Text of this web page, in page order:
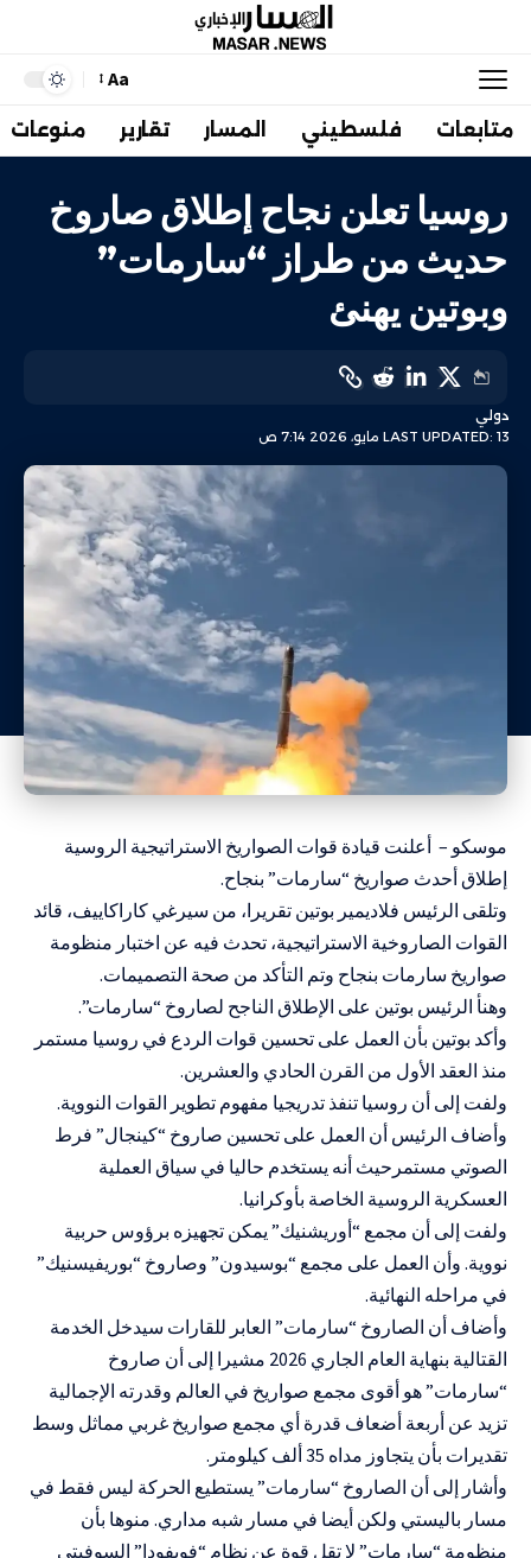
Aa
متابعات فلسطيني المسار تقارير منوعات
روسيا تعلن نجاح إطلاق صاروخ
حديث من طراز “سارمات”
وبوتين يهنئ
LAST UPDATED: 13 مايو، 2026 7:14 ص
دولي
موسكو – أعلنت قيادة قوات الصواريخ الاستراتيجية الروسية
إطلاق أحدث صواريخ “سارمات” بنجاح.
وتلقى الرئيس فلاديمير بوتين تقريرا، من سيرغي كاراكاييف، قائد
القوات الصاروخية الاستراتيجية، تحدث فيه عن اختبار منظومة
صواريخ سارمات بنجاح وتم التأكد من صحة التصميمات.
وهنأ الرئيس بوتين على الإطلاق الناجح لصاروخ “سارمات”.
وأكد بوتين بأن العمل على تحسين قوات الردع في روسيا مستمر
منذ العقد الأول من القرن الحادي والعشرين.
ولفت إلى أن روسيا تنفذ تدريجيا مفهوم تطوير القوات النووية.
وأضاف الرئيس أن العمل على تحسين صاروخ “كينجال” فرط
الصوتي مستمرحيث أنه يستخدم حاليا في سياق العملية
العسكرية الروسية الخاصة بأوكرانيا.
ولفت إلى أن مجمع “أوريشنيك” يمكن تجهيزه برؤوس حربية
نووية. وأن العمل على مجمع “بوسيدون” وصاروخ “بوريفيسنيك”
في مراحله النهائية.
وأضاف أن الصاروخ “سارمات” العابر للقارات سيدخل الخدمة
القتالية بنهاية العام الجاري 2026 مشيرا إلى أن صاروخ
“سارمات” هو أقوى مجمع صواريخ في العالم وقدرته الإجمالية
تزيد عن أربعة أضعاف قدرة أي مجمع صواريخ غربي مماثل وسط
تقديرات بأن يتجاوز مداه 35 ألف كيلومتر.
وأشار إلى أن الصاروخ “سارمات” يستطيع الحركة ليس فقط في
مسار باليستي ولكن أيضا في مسار شبه مداري. منوها بأن
منظومة “سارمات” لا تقل قوة عن نظام “فويفودا” السوفيتي